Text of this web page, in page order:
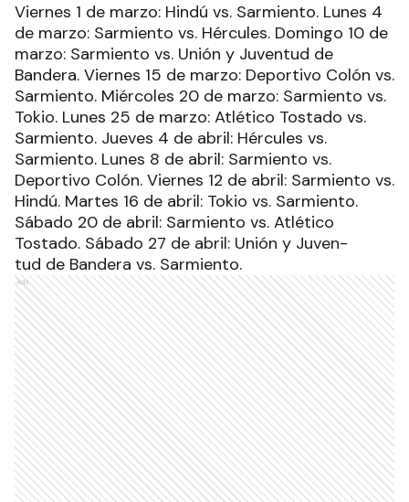
Viernes 1 de marzo: Hindú vs. Sarmiento. Lunes 4
de marzo: Sarmiento vs. Hércules. Domingo 10 de
marzo: Sarmiento vs. Unión y Juventud de
Bandera. Viernes 15 de marzo: Deportivo Colón vs.
Sarmiento. Miércoles 20 de marzo: Sarmiento vs.
Tokio. Lunes 25 de marzo: Atlético Tostado vs.
Sarmiento. Jueves 4 de abril: Hércules vs.
Sarmiento. Lunes 8 de abril: Sarmiento vs.
Deportivo Colón. Viernes 12 de abril: Sarmiento vs.
Hindú. Martes 16 de abril: Tokio vs. Sarmiento.
Sábado 20 de abril: Sarmiento vs. Atlético
Tostado. Sábado 27 de abril: Unión y Juven-
tud de Bandera vs. Sarmiento.
Ads